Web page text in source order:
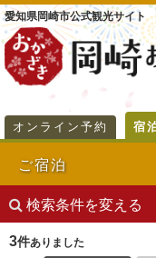
愛知県岡崎市公式観光サイト
オンライン予約 宿
ご宿泊
検索条件を変える
3件ありました